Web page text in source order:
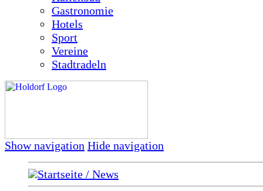
Gastronomie
Hotels
Sport
Vereine
Stadtradeln
Show navigation Hide navigation
Startseite / News